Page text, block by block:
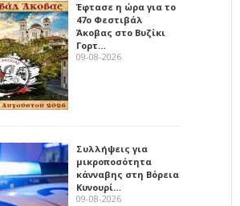
Έφτασε η ώρα για το
47ο Φεστιβάλ
Άκοβας στο Βυζίκι
Γορτ…
09-08-2026
Συλλήψεις για
μικροποσότητα
κάνναβης στη Βόρεια
Κυνουρί…
09-08-2026